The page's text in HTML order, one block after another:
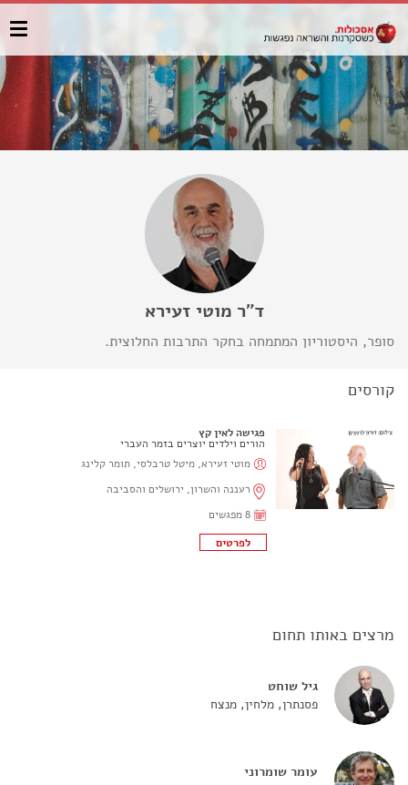
ד"ר מוטי זעירא
סופר, היסטוריון המתמחה בחקר התרבות החלוצית. ​
קורסים
פגישה לאין קץ
הורים וילדים יוצרים בזמר העברי
מוטי זעירא, מיטל טרבלסי, תומר קלינג
רעננה והשרון, ירושלים והסביבה
8 מפגשים
מרצים באותו תחום
גיל שוחט
פסנתרן, מלחין, מנצח
עומר שומרוני